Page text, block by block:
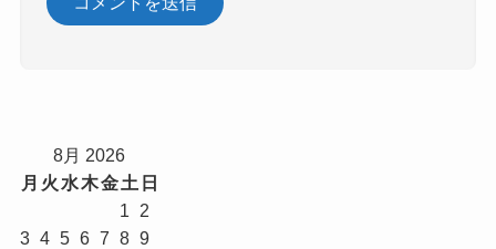
8月 2026
月 火 水木金土 日
1
2
3 4 5 6 7 8 9